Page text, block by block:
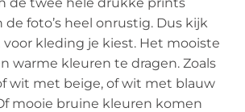
foto’s heel onrustig. Dus kijk
voor kleding je kiest. Het mooiste
warme kleuren te dragen. Zoals
wit met beige, of wit met blauw
mooie bruine kleuren komen